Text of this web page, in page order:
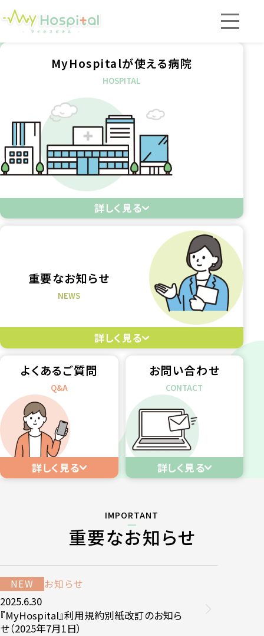
MyHospitalが使える病院
重要なお知らせ
よくある質問
お問い合わせ
wellcneサイトはこちら
情報セキュリティ方針MyHospital利用規約
MyHospitalプライバシーポリシー
MyHospitalが使える病院
HOSPITAL
詳しく見る
重要なお知らせ
NEWS
詳しく見る
よくあるご質問
Q&A
詳しく見る
お問い合わせ
CONTACT
詳しく見る
IMPORTANT
重要なお知らせ
NEW お知らせ
2025.6.30
『MyHospital』利用規約別紙改訂のお知ら
せ（2025年7月1日）